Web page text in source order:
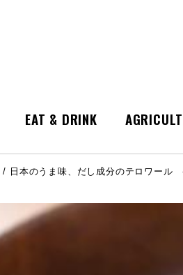
EAT & DRINK
/ 日本のうま味、だし成分のテロワール